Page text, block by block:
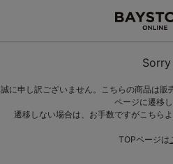
Sorry
誠に申し訳ございません。こちらの商品は
ページに遷移し
遷移しない場合は、お手数ですがこちら
TOPページは